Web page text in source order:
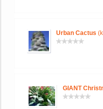
Urban Cactus
GIANT